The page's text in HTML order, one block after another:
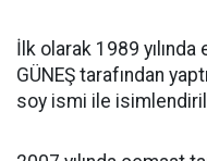
İlk olarak 1989
GÜNEŞ tarafından
soy ismi ile